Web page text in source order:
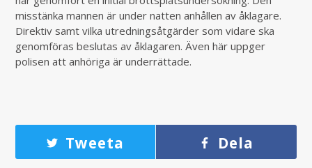
misstänka mannen är under natten anhållen av åklagare.
Direktiv samt vilka utredningsåtgärder som vidare ska
genomföras beslutas av åklagaren. Även här uppger
polisen att anhöriga är underrättade.
Tweeta Dela